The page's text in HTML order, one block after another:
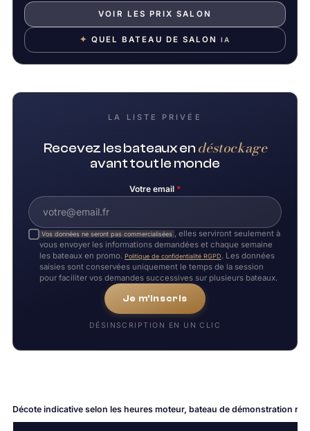
VOIR LES PRIX SALON
✦ QUEL BATEAU DE SALONIA
LA LISTE PRIVÉE
Recevez les bateaux en déstockage
avant tout le monde
Votre email *
Vos données ne seront pas commercialisées , elles serviront seulement à
vous envoyer les informations demandées et chaque semaine
les bateaux en promo. Politique de confidentialité RGPD. Les données
saisies sont conservées uniquement le temps de la session
pour faciliter vos demandes successives sur plusieurs bateaux.
Je m'inscris
DÉSINSCRIPTION EN UN CLIC
Décote indicative selon les heures moteur, bateau de démonstration